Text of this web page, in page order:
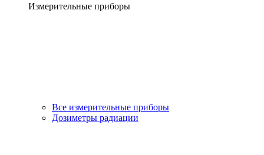
Измерительные приборы
Все измерительные приборы
Дозиметры радиации